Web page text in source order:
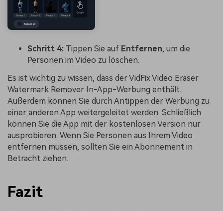
Schritt 4: Tippen Sie auf Entfernen, um die
Personen im Video zu löschen.
Es ist wichtig zu wissen, dass der VidFix Video Eraser
Watermark Remover In-App-Werbung enthält.
Außerdem können Sie durch Antippen der Werbung zu
einer anderen App weitergeleitet werden. Schließlich
können Sie die App mit der kostenlosen Version nur
ausprobieren. Wenn Sie Personen aus Ihrem Video
entfernen müssen, sollten Sie ein Abonnement in
Betracht ziehen.
Fazit